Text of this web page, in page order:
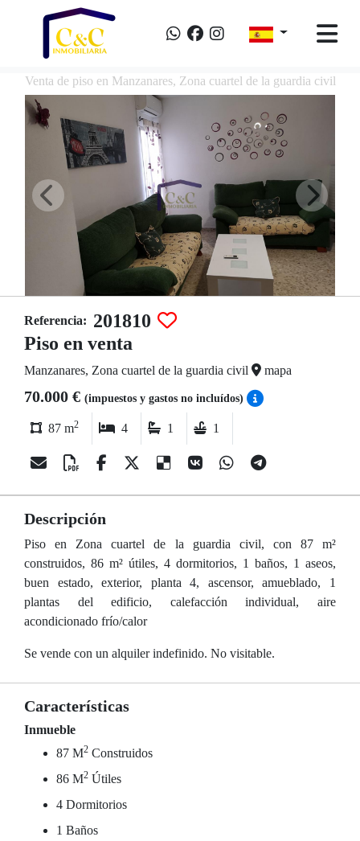
Venta de piso en Manzanares, Zona cuartel de la guardia civil
Referencia: 201810
Piso en venta
Manzanares, Zona cuartel de la guardia civil mapa
70.000 € (impuestos y gastos no incluídos)
87 m2 4 1 1
Descripción
Piso en Zona cuartel de la guardia civil, con 87 m²
construidos, 86 m² útiles, 4 dormitorios, 1 baños, 1 aseos,
buen estado, exterior, planta 4, ascensor, amueblado, 1
plantas del edificio, calefacción individual, aire
acondicionado frío/calor
Se vende con un alquiler indefinido. No visitable.
Características
Inmueble
87 M2 Construidos
86 M2 Útiles
4 Dormitorios
1 Baños